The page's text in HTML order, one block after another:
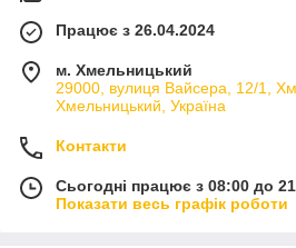
Працює з 26.04.2024
м. Хмельницький
29000, вулиця Вайсера, 12/1,
Хмельницький, Україна
Контакти
Сьогодні працює з 08:00 до
Показати весь графік роботи